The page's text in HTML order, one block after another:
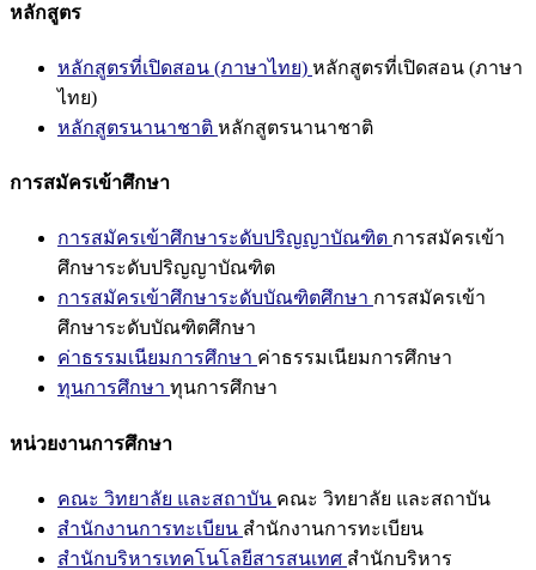
หลักสูตร
หลักสูตรที่เปิดสอน (ภาษาไทย) หลักสูตรที่เปิดสอน (ภาษา
ไทย)
หลักสูตรนานาชาติ หลักสูตรนานาชาติ
การสมัครเข้าศึกษา
การสมัครเข้าศึกษาระดับปริญญาบัณฑิต การสมัครเข้า
ศึกษาระดับปริญญาบัณฑิต
การสมัครเข้าศึกษาระดับบัณฑิตศึกษา การสมัครเข้า
ศึกษาระดับบัณฑิตศึกษา
ค่าธรรมเนียมการศึกษา ค่าธรรมเนียมการศึกษา
ทุนการศึกษา ทุนการศึกษา
หน่วยงานการศึกษา
คณะ วิทยาลัย และสถาบัน คณะ วิทยาลัย และสถาบัน
สำนักงานการทะเบียน สำนักงานการทะเบียน
สำนักบริหารเทคโนโลยีสารสนเทศ สำนักบริหาร